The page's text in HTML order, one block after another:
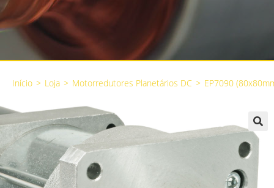
Início > Loja > Motorredutores Planetários DC > EP7090
🔍